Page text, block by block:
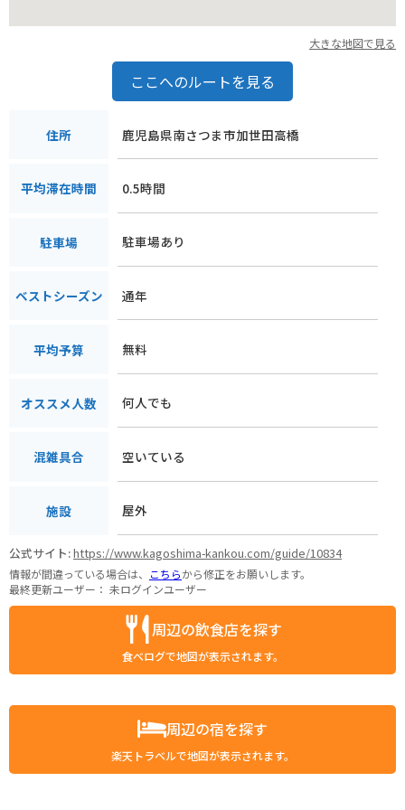
大きな地図で見る
ここへのルートを見る
住所 鹿児島県南さつま市加世田高橋
平均滞在時間 0.5時間
駐車場 駐車場あり
ベストシーズン 通年
平均予算 無料
オススメ人数 何人でも
混雑具合 空いている
施設 屋外
公式サイト:https://www.kagoshima-kankou.com/guide/10834
情報が間違っている場合は、 こちらから修正をお願いします。
最終更新ユーザー： 未ログインユーザー
周辺の飲食店を探す
食べログで地図が表示されます。
周辺の宿を探す
楽天トラベルで地図が表示されます。